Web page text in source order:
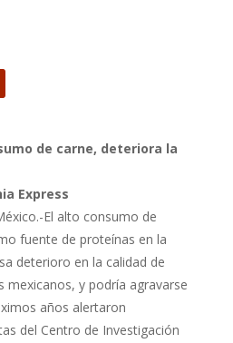
de carne, deteriora la
Express
El alto consumo de
fuente de proteínas en la
deterioro en la calidad de
mexicanos, y podría agravarse
años alertaron
del Centro de Investigación